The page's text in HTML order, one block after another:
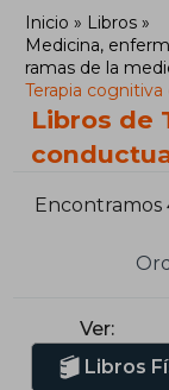
Inicio
Libros
Medicina,
ramas de la
Terapia
Libros de
Encontramos
Ver:
Libros